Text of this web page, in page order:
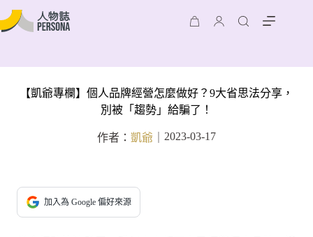
【凱爺專欄】個人品牌經營怎麼做好？9大省思法分享，
別被「趨勢」給騙了！
作者： 凱爺 2023-03-17
加入為 Google 偏好來源